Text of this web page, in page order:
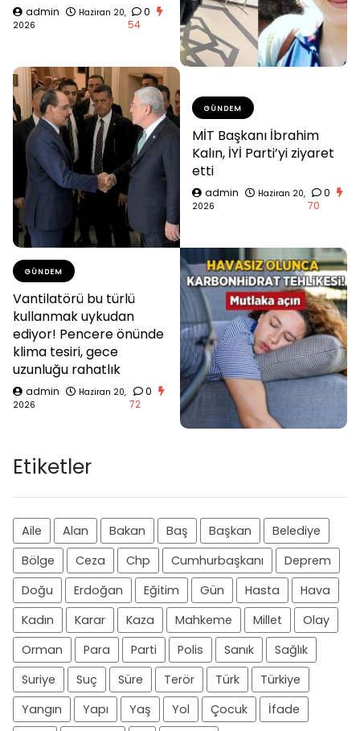
admin
Haziran 20,
2026
0
54
GÜNDEM
MİT Başkanı İbrahim
Kalın, İYİ Parti’yi ziyaret
etti
admin
Haziran 20,
2026
0
70
GÜNDEM
Vantilatörü bu türlü
kullanmak uykudan
ediyor! Pencere önünde
klima tesiri, gece
uzunluğu rahatlık
admin
Haziran 20,
2026
0
72
Etiketler
Aile Alan Bakan Baş Başkan
Belediye
Bölge
Ceza Chp Cumhurbaşkanı
Deprem
Doğu
Erdoğan Eğitim Gün Hasta
Hava
Kadın
Karar Kaza Mahkeme Millet
Olay
Orman
Para Parti Polis Sanık
Sağlık
Suriye
Suç Süre Terör Türk
Türkiye
Yangın
Yapı Yaş Yol Çocuk İfade